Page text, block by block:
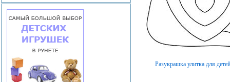
Разукрашка улитка для